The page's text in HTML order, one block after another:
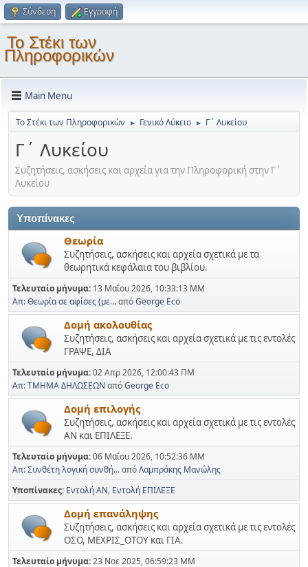
Σύνδεση Εγγραφή
Το Στέκι των
Πληροφορικών
Main Menu
Το Στέκι των Πληροφορικών ► Γενικό Λύκειο ► Γ΄ Λυκείου
Γ΄ Λυκείου
Συζητήσεις, ασκήσεις και αρχεία για την Πληροφορική στην Γ΄
Λυκείου
Υποπίνακες
Θεωρία
Συζητήσεις, ασκήσεις και αρχεία σχετικά με τα
θεωρητικά κεφάλαια του βιβλίου.
Τελευταίο μήνυμα: 13 Μαΐου 2026, 10:33:13 ΜΜ
Απ: Θεωρία σε αφίσες (με...απόGeorge Eco
Δομή ακολουθίας
Συζητήσεις, ασκήσεις και αρχεία σχετικά με τις εντολές
ΓΡΑΨΕ, ΔΙΑ
Τελευταίο μήνυμα:02 Απρ 2026, 12:00:43 ΠΜ
Απ: ΤΜΗΜΑ ΔΗΛΩΣΕΩΝ απόGeorge Eco
Δομή επιλογής
Συζητήσεις, ασκήσεις και αρχεία σχετικά με τις εντολές
ΑΝ και ΕΠΙΛΕΞΕ.
Τελευταίο μήνυμα:06 Μαΐου 2026, 10:52:36 ΜΜ
Απ: Συνθέτη λογική συνθή...απόΛαμπράκης Μανώλης
Υποπίνακες Εντολή ΑΝ Εντολή ΕΠΙΛΕΞΕ
Δομή επανάληψης
Συζητήσεις, ασκήσεις και αρχεία σχετικά με τις εντολές
ΟΣΟ, ΜΕΧΡΙΣ_ΟΤΟΥ και ΓΙΑ.
Τελευταίο μήνυμα:23 Νοε 2025, 06:59:23 ΜΜ